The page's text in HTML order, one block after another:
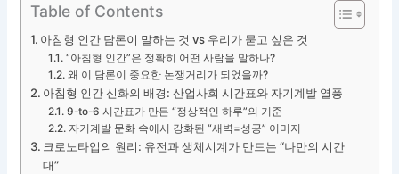
Table of Contents
아침형 인간 담론이 말하는 것 vs 우리가 묻고 싶은 것
“아침형 인간”은 정확히 어떤 사람을 말하나?
왜 이 담론이 중요한 논쟁거리가 되었을까?
아침형 인간 신화의 배경: 산업사회 시간표와 자기계발 열풍
9-to-6 시간표가 만든 “정상적인 하루”의 기준
자기계발 문화 속에서 강화된 “새벽=성공” 이미지
크로노타입의 원리: 유전과 생체시계가 만드는 “나만의 시간
대”